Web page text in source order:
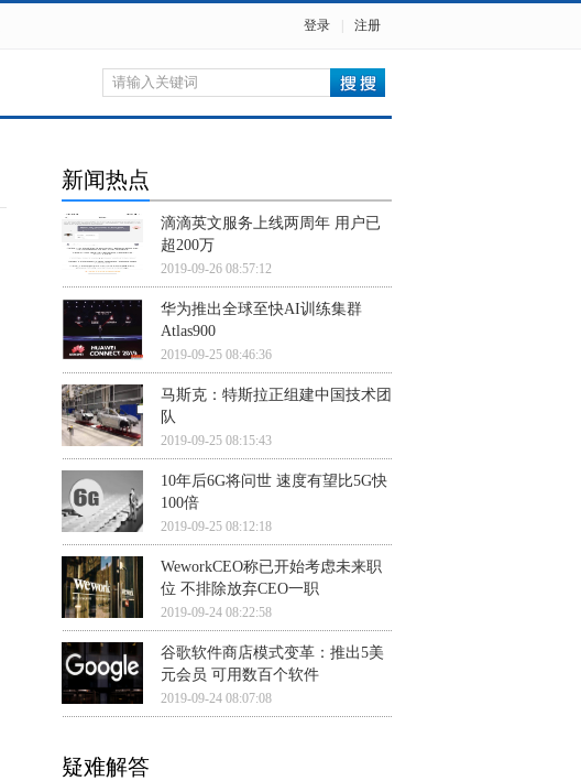
登录 注册
新闻热点
滴滴英文服务上线两周年 用户已
超200万
2019-09-26 08:57:12
华为推出全球至快AI训练集群
Atlas900
2019-09-25 08:46:36
马斯克：特斯拉正组建中国技术团
队
2019-09-25 08:15:43
10年后6G将问世 速度有望比5G快
100倍
2019-09-25 08:12:18
WeworkCEO称已开始考虑未来职
位 不排除放弃CEO一职
2019-09-24 08:22:58
谷歌软件商店模式变革：推出5美
元会员 可用数百个软件
2019-09-24 08:07:08
疑难解答